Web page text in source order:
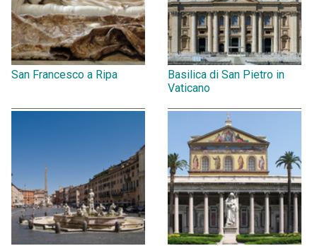
San Francesco a Ripa
Basilica di San Pietro in
Vaticano